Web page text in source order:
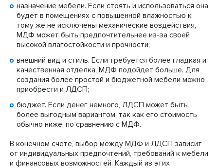
назначение мебели. Если стоять и использоваться она
будет в помещениях с повышенной влажностью к
тому же не исключены механические воздействия,
МДФ может быть предпочтительнее из-за своей
высокой влагостойкости и прочности;
внешний вид и стиль. Если требуется более гладкая и
качественная отделка, МДФ подойдет больше. Для
создания более простой и бюджетной мебели можно
приобрести и ЛДСП;
бюджет. Если денег немного, ЛДСП может быть
более выгодным вариантом, так как его стоимость
обычно ниже, по сравнению с МДФ.
В конечном счете, выбор между МДФ и ЛДСП зависит
от индивидуальных предпочтений, требований к мебели
и финансовых возможностей. Каждый из этих